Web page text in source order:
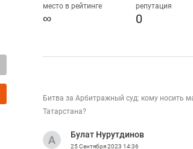
место в рейтинге
∞
репутация
0
Битва за Арбитражный суд: кому носить
Татарстана?
Булат Нурутдинов
25 Сентября 2023 14:36
МАРТ
правил, бизнес может
потерять минимум
полгода»
Как бизнесу выйти на зарубежные
чем интересен Оман?
не